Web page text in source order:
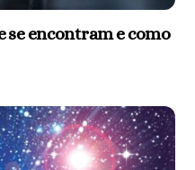
se encontram e como